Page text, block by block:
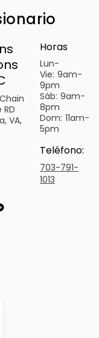
RD
VA,
Horas
Lun-
Vie: 9am-
9pm
Sáb: 9am-
8pm
Dom: 11am-
5pm
Teléfono:
703-791-
1013